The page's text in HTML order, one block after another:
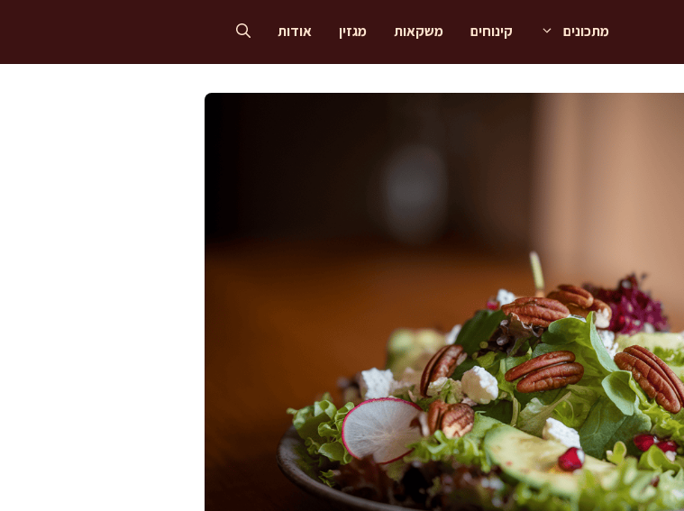
מתכונים קינוחים משקאות מגזין אודות